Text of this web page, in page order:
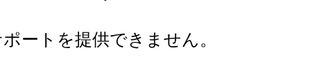
ートを提供できません。